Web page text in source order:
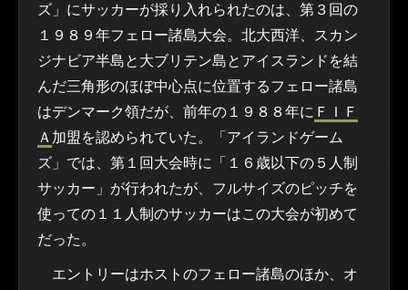
ズ」にサッカーが採り入れられたのは、第３回の
１９８９年フェロー諸島大会。北大西洋、スカン
ジナビア半島と大ブリテン島とアイスランドを結
んだ三角形のほぼ中心点に位置するフェロー諸島
はデンマーク領だが、前年の１９８８年に ＦＩＦ
Ａ 加盟を認められていた。「アイランドゲーム
ズ」では、第１回大会時に「１６歳以下の５人制
サッカー」が行われたが、フルサイズのピッチを
使っての１１人制のサッカーはこの大会が初めて
だった。
エントリーはホストのフェロー諸島のほか、オ